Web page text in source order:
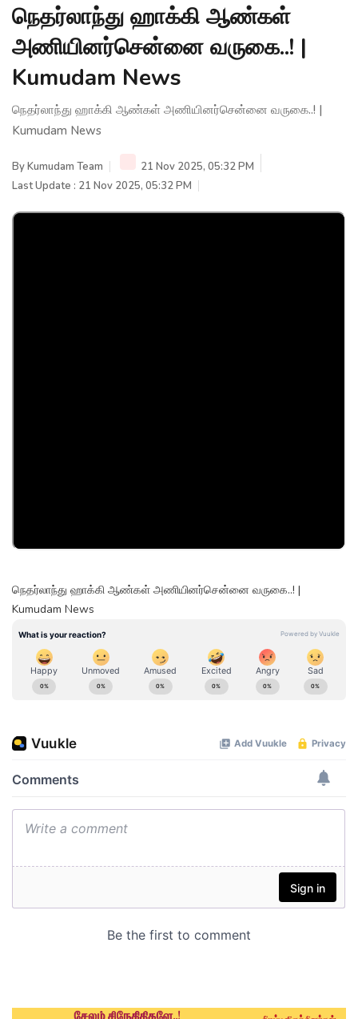
நெதர்லாந்து ஹாக்கி ஆண்கள்
அணியினர்சென்னை வருகை..! |
Kumudam News
நெதர்லாந்து ஹாக்கி ஆண்கள் அணியினர்சென்னை வருகை..! |
Kumudam News
ByKumudam Team
21 Nov 2025, 05:32 PM
Last Update : 21 Nov 2025, 05:32 PM
நெதர்லாந்து ஹாக்கி ஆண்கள் அணியினர்சென்னை வருகை..! |
Kumudam News